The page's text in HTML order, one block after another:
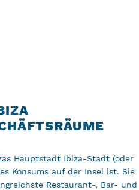
Hauptstadt Ibiza-Stadt (oder
Konsums auf der Insel ist. Sie
Restaurant-, Bar- und